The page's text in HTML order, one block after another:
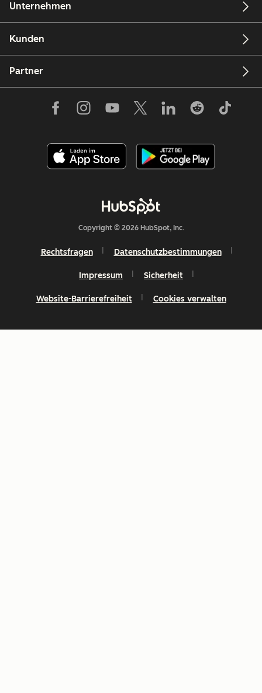
Unternehmen
Kunden
Partner
Copyright © 2026 HubSpot, Inc.
Rechtsfragen Datenschutzbestimmungen
Impressum Sicherheit
Website-Barrierefreiheit Cookies verwalten